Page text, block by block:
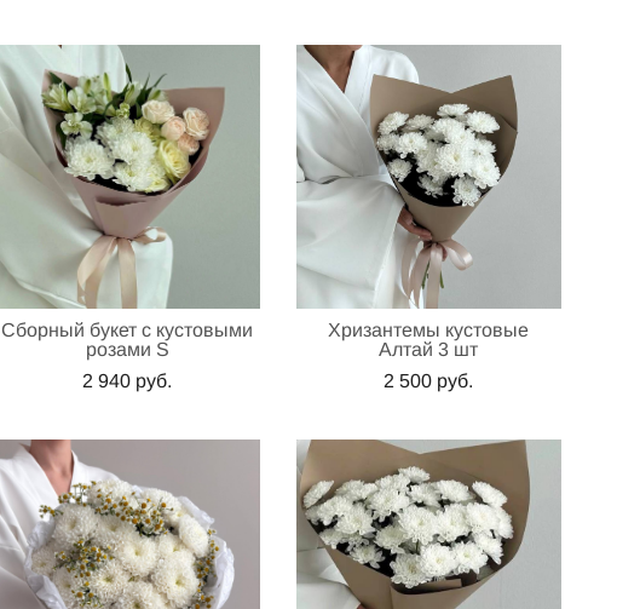
Сборный букет с кустовыми
розами S
2 940 pуб.
Хризантемы кустовые
Алтай 3 шт
2 500 pуб.